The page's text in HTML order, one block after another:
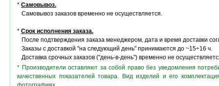
* Самовывоз.
Самовывоз заказов временно не осуществляется.
* Срок исполнения заказа.
После подтверждения заказа менеджером, дата и время доставки
Заказы с доставкой "на следующий день" принимаются до ~15÷16 ч.
Доставка срочных заказов ("день-в-день") временно не
* Производители оставляют за собой право без уведомления
качественных показателей товара. Вид изделий и его